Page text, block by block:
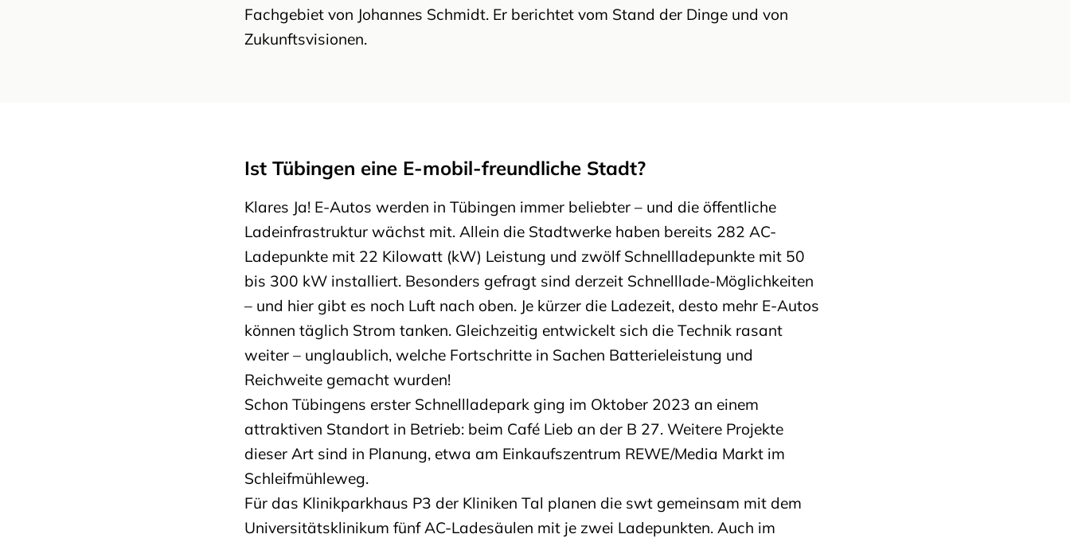
Fachgebiet von Johannes Schmidt. Er berichtet vom Stand der Dinge und von
Zukunftsvisionen.
Ist Tübingen eine E-mobil-freundliche Stadt?
Klares Ja! E-Autos werden in Tübingen immer beliebter – und die öffentliche
Ladeinfrastruktur wächst mit. Allein die Stadtwerke haben bereits 282 AC-
Ladepunkte mit 22 Kilowatt (kW) Leistung und zwölf Schnellladepunkte mit 50
bis 300 kW installiert. Besonders gefragt sind derzeit Schnelllade-Möglichkeiten
– und hier gibt es noch Luft nach oben. Je kürzer die Ladezeit, desto mehr E-Autos
können täglich Strom tanken. Gleichzeitig entwickelt sich die Technik rasant
weiter – unglaublich, welche Fortschritte in Sachen Batterieleistung und
Reichweite gemacht wurden!
Schon Tübingens erster Schnellladepark ging im Oktober 2023 an einem
attraktiven Standort in Betrieb: beim Café Lieb an der B 27. Weitere Projekte
dieser Art sind in Planung, etwa am Einkaufszentrum REWE/Media Markt im
Schleifmühleweg.
Für das Klinikparkhaus P3 der Kliniken Tal planen die swt gemeinsam mit dem
Universitätsklinikum fünf AC-Ladesäulen mit je zwei Ladepunkten. Auch im